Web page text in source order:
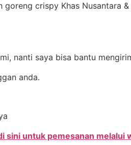
goreng crispy Khas
nanti saya bisa bantu
anda.
sini untuk pemesanan melalui